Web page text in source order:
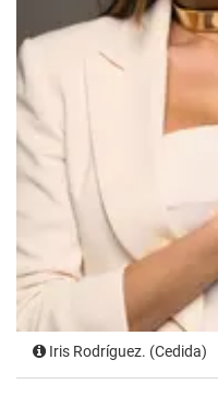
Iris Rodríguez. (Cedida)